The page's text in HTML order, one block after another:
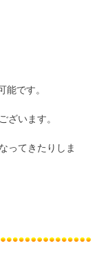
です。
ざいます。
ってきたりしま